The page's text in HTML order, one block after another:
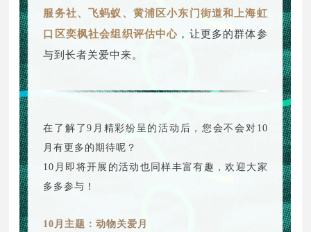
服务社、飞蚂蚁、黄浦区小东门街道和上海虹
口区奕枫社会组织评估中心 ，让更多的群体参
与到长者关爱中来。
在了解了9月精彩纷呈的活动后，您会不会对10
月有更多的期待呢？
10月即将开展的活动也同样丰富有趣，欢迎大家
多多参与！
10月主题：动物关爱月